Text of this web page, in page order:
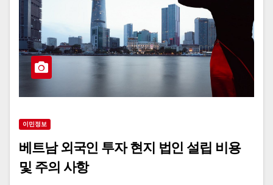
이민정보
베트남 외국인 투자 현지 법인 설립 비용
및 주의 사항